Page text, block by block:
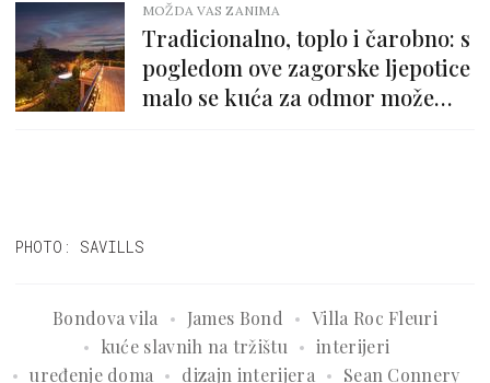
MOŽDA VAS ZANIMA
Tradicionalno, toplo i čarobno: s
pogledom ove zagorske ljepotice
malo se kuća za odmor može
PHOTO: SAVILLS
Bondova vila James Bond
Villa Roc Fleuri
kuće slavnih na tržištu
interijeri
uređenje doma
dizajn interijera Sean Connery